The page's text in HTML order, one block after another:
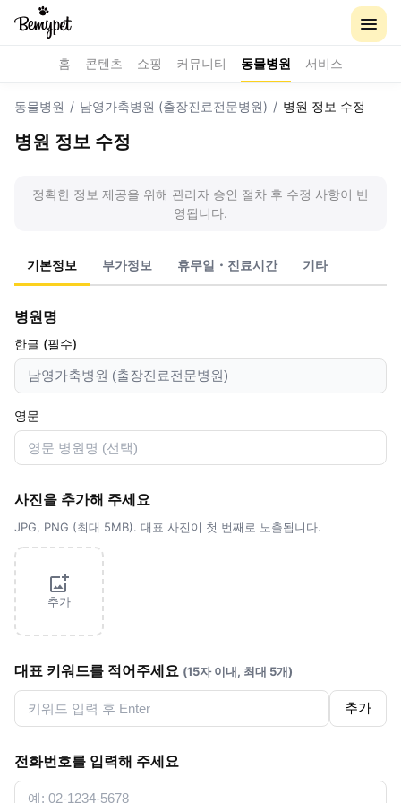
홈 콘텐츠 쇼핑 커뮤니티 동물병원 서비스
동물병원 / 남영가축병원 (출장진료전문병원) / 병원 정보 수정
병원 정보 수정
정확한 정보 제공을 위해 관리자 승인 절차 후 수정 사항이 반
영됩니다.
기본정보 부가정보 휴무일・진료시간 기타
병원명
한글 (필수)
영문
사진을 추가해 주세요
JPG, PNG (최대 5MB). 대표 사진이 첫 번째로 노출됩니다.
추가
대표 키워드를 적어주세요 (15자 이내, 최대 5개)
추가
전화번호를 입력해 주세요